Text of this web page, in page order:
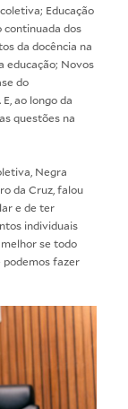
Educação
continuada dos
da docência na
educação; Novos
do
ao longo da
questões na
Negra
da Cruz, falou
e de ter
individuais
se todo
podemos fazer